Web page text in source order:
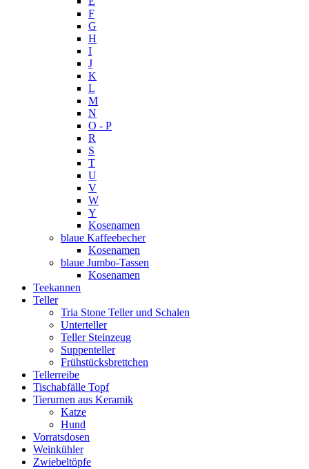
F
G
H
I
J
K
L
M
N
O - P
R
S
T
U
V
W
Y
Kosenamen
blaue Kaffeebecher
Kosenamen
blaue Jumbo-Tassen
Kosenamen
Teekannen
Teller
Tria Stone Teller und Schalen
Unterteller
Teller Steinzeug
Suppenteller
Frühstücksbrettchen
Tellerreibe
Tischabfälle Topf
Tierurnen aus Keramik
Katze
Hund
Vorratsdosen
Weinkühler
Zwiebeltöpfe